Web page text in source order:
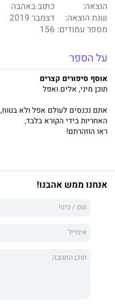
הוצאה:
כתוב באהבה
שנת הוצאה:
דצמבר 2019
מספר עמודים: 156
על הספר
אוסף סיפורים קצרים
תוכן מיני, אלים ואפל
אתם נכנסים לעולם אפל ולא בטוח,
האחריות בידי הקורא בלבד,
ראו הוזהרתם!
אנחנו ממש אהבנו!